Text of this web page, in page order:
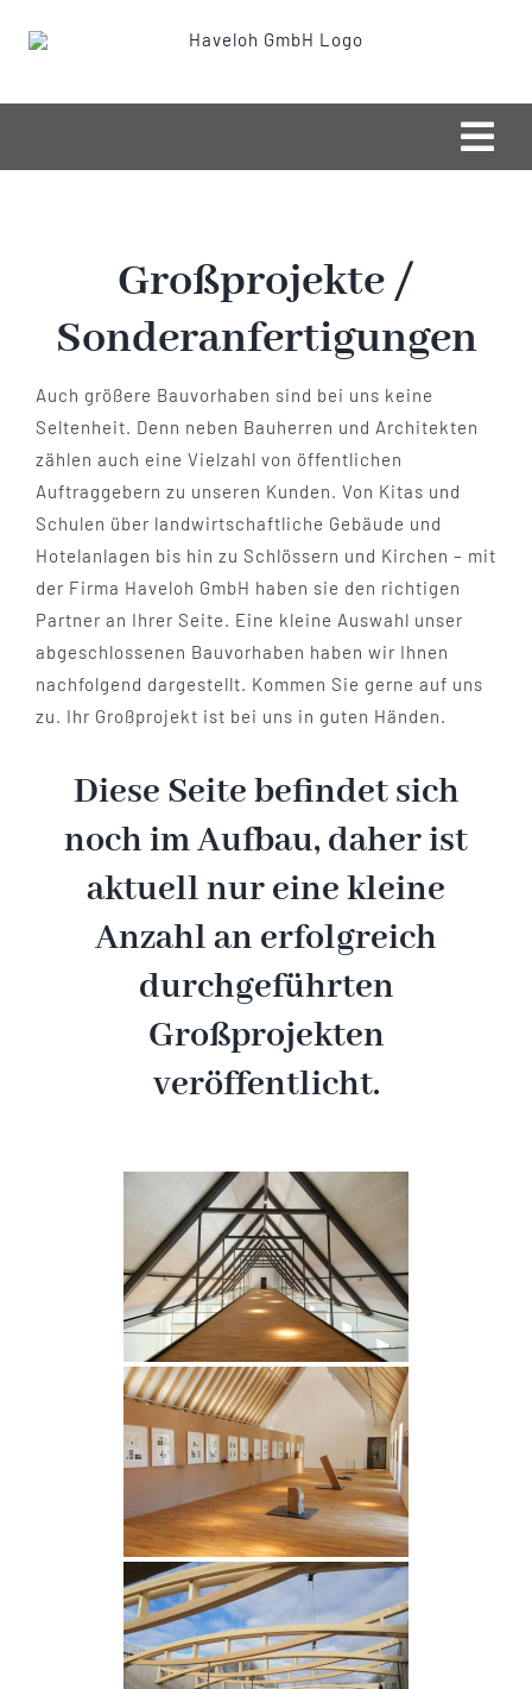
Inhalt
Aktuelles
Jobs/Karriere
Kontakt
Großprojekte /
Sonderanfertigungen
Auch größere Bauvorhaben sind bei uns keine
Seltenheit. Denn neben Bauherren und Architekten
zählen auch eine Vielzahl von öffentlichen
Auftraggebern zu unseren Kunden. Von Kitas und
Schulen über landwirtschaftliche Gebäude und
Hotelanlagen bis hin zu Schlössern und Kirchen – mit
der Firma Haveloh GmbH haben sie den richtigen
Partner an Ihrer Seite. Eine kleine Auswahl unser
abgeschlossenen Bauvorhaben haben wir Ihnen
nachfolgend dargestellt. Kommen Sie gerne auf uns
zu. Ihr Großprojekt ist bei uns in guten Händen.
Diese Seite befindet sich
noch im Aufbau, daher ist
aktuell nur eine kleine
Anzahl an erfolgreich
durchgeführten
Großprojekten
veröffentlicht.